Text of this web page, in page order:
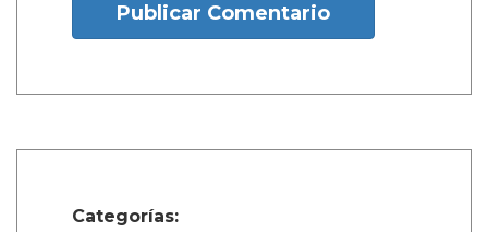
Publicar Comentario
Categorías: